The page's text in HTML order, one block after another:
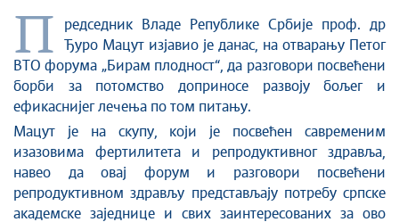
Стоп корупцији
Култура и вера
Спорт
Конференције за новинаре
Интервјуи
Линкови
Издвојене теме
COVID-19 - архива
П
редседник Владе Републике Србије проф. др
Ђуро Мацут изјавио је данас, на отварању Петог
ВТО форума „Бирам плодност“, да разговори посвећени
борби за потомство доприносе развоју бољег и
ефикаснијег лечења по том питању.
Мацут је на скупу, који је посвећен савременим
изазовима фертилитета и репродуктивног здравља,
навео да овај форум и разговори посвећени
репродуктивном здрављу представљају потребу српске
академске заједнице и свих заинтересованих за ово